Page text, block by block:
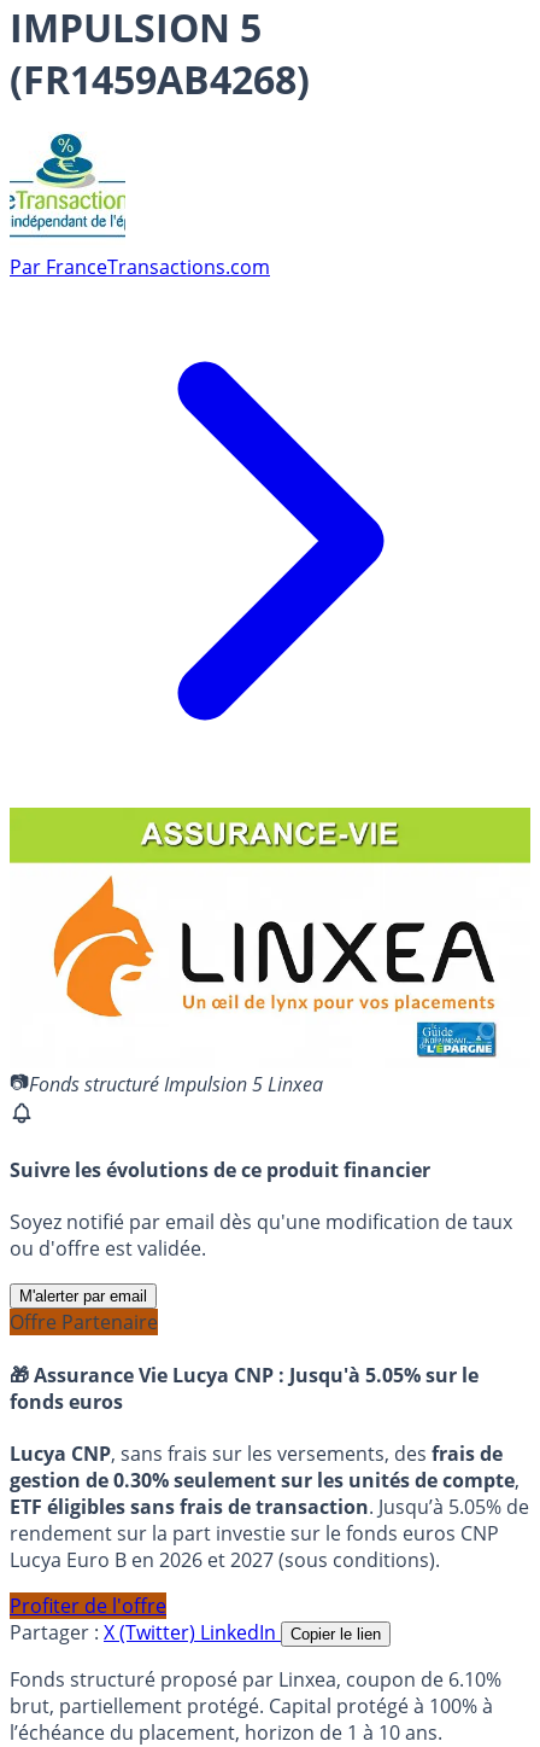
IMPULSION 5
(FR1459AB4268)
Par FranceTransactions.com
Fonds structuré Impulsion 5 Linxea
Suivre les évolutions de ce produit financier
Soyez notifié par email dès qu'une modification de taux
ou d'offre est validée.
M'alerter par email
Offre Partenaire
🎁 Assurance Vie Lucya CNP : Jusqu'à 5.05% sur le
fonds euros
Lucya CNP, sans frais sur les versements, des frais de
gestion de 0.30% seulement sur les unités de compte,
ETF éligibles sans frais de transaction. Jusqu’à 5.05% de
rendement sur la part investie sur le fonds euros CNP
Lucya Euro B en 2026 et 2027 (sous conditions).
Profiter de l'offre
Partager : X (Twitter) LinkedIn Copier le lien
Fonds structuré proposé par Linxea, coupon de 6.10%
brut, partiellement protégé. Capital protégé à 100% à
l’échéance du placement, horizon de 1 à 10 ans.